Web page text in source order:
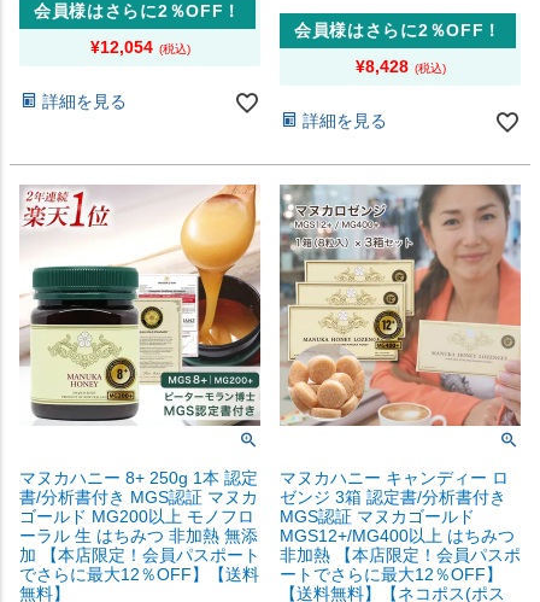
会員様はさらに2％OFF！
¥12,054
詳細を見る
会員様はさらに2％OFF！
¥8,428
詳細を見る
マヌカハニー 8+ 250g 1本 認定
書/分析書付き MGS認証 マヌカ
ゴールド MG200以上 モノフロ
ーラル 生 はちみつ 非加熱 無添
加 【本店限定！会員パスポート
でさらに最大12％OFF】【送料
無料】
マヌカハニー キャンディー ロ
ゼンジ 3箱 認定書/分析書付き
MGS認証 マヌカゴールド
MGS12+/MG400以上 はちみつ
非加熱 【本店限定！会員パスポ
ートでさらに最大12％OFF】
【送料無料】【ネコポス(ポス